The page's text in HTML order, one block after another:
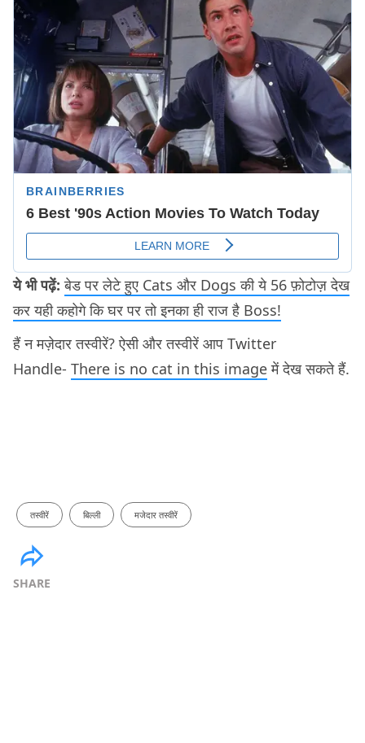
ये भी पढ़ें: बेड पर लेटे हुए Cats और Dogs की ये 56 फ़ोटोज़ देख
कर यही कहोगे कि घर पर तो इनका ही राज है Boss!
हैं न मज़ेदार तस्वीरें? ऐसी और तस्वीरें आप Twitter
Handle- There is no cat in this imageमें देख सकते हैं.
तस्वीरें बिल्ली मजेदार तस्वीरें
SHARE